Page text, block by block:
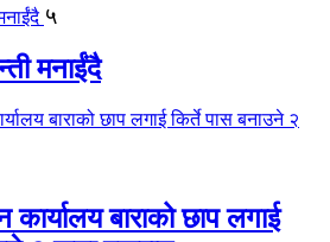
५
मनाईंदै
बाराको छाप लगाई